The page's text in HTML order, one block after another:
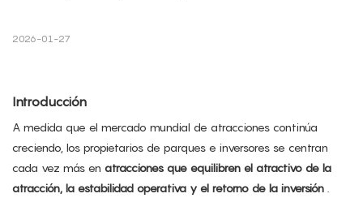
2026-01-27
Introducción
A medida que el mercado mundial de atracciones continúa
creciendo, los propietarios de parques e inversores se centran
cada vez más en atracciones que equilibren el atractivo de la
atracción, la estabilidad operativa y el retorno de la inversión